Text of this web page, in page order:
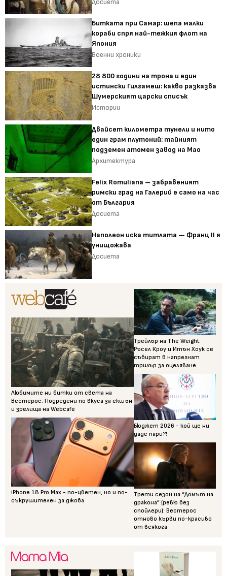
Битката при Самар: шепа малки
кораби спря най-тежкия флот на
Япония
Военни хроники
28 800 години на трона и един
истински Гилгамеш: какво разказва
Шумерският царски списък
Истории
Двайсет километра тунели и нито
един грам плутоний: тайният
подземен атомен завод на Мао
Архитектура
Felix Romuliana – забравеният
римски град на Галерий е само на час
от България
Досиета
Наполеон иска титлата — Франц II я
унищожава
Досиета
Любимите ни битки от света на
Вестерос: Подредени по вкуса за екшън
и зрелища на Webcafe
iPhone 18 Pro Max - по-цветен, но и по-
съкрушителен за джоба
Трейлър на The Weight:
Ръсел Кроу и Итън Хоук се
събират в напрегнат
трилър за оцеляване
Бюджет 2026 - кой ще ни
даде пари?!
Трети сезон на “Домът на
дракона” (ревю без
спойлери): Вестерос
отново кърви по-красиво
от всякога